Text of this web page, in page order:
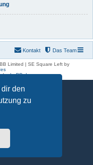
den
zu
Das Team
Kontakt
Limited | SE Square Left by
phpBB.de